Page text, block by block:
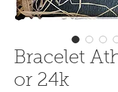
Bracelet
or 24k